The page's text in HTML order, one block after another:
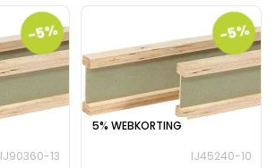
-5%
IJ90360-13
-5%
5% WEBKORTING
IJ45240-10